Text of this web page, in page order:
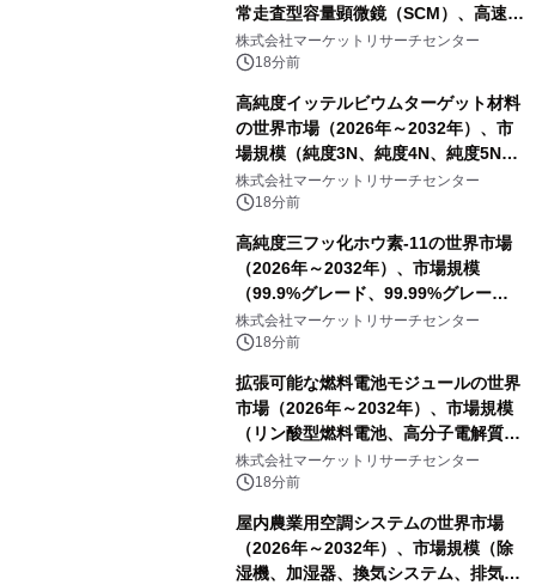
常走査型容量顕微鏡（SCM）、高速走
査型容量顕微鏡（SCM））・分析レポ
ートを発表
株式会社マーケットリサーチセンター
18分前
高純度イッテルビウムターゲット材料
の世界市場（2026年～2032年）、市
場規模（純度3N、純度4N、純度5N、
その他）・分析レポートを発表
株式会社マーケットリサーチセンター
18分前
高純度三フッ化ホウ素-11の世界市場
（2026年～2032年）、市場規模
（99.9%グレード、99.99%グレー
ド）・分析レポートを発表
株式会社マーケットリサーチセンター
18分前
拡張可能な燃料電池モジュールの世界
市場（2026年～2032年）、市場規模
（リン酸型燃料電池、高分子電解質膜
型燃料電池）・分析レポートを発表
株式会社マーケットリサーチセンター
18分前
屋内農業用空調システムの世界市場
（2026年～2032年）、市場規模（除
湿機、加湿器、換気システム、排気フ